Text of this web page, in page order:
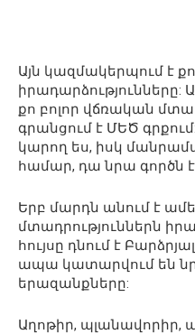
Այն կազմակերպում է
իրադարձությունները:
քո բոլոր վճռական
գրանցում է ՄԵԾ
կարող ես, իսկ
համար, դա նրա գործն
Երբ մարդն անում է
մտադրություններն
հույսը դնում է
ապա կատարվում են
երազանքները:
Աղոթիր, պլանավորիր,